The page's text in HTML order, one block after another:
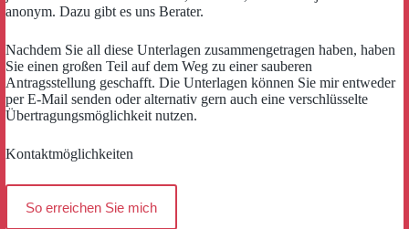
anonym. Dazu gibt es uns Berater.
Nachdem Sie all diese Unterlagen zusammengetragen haben, haben
Sie einen großen Teil auf dem Weg zu einer sauberen
Antragsstellung geschafft. Die Unterlagen können Sie mir entweder
per E-Mail senden oder alternativ gern auch eine verschlüsselte
Übertragungsmöglichkeit nutzen.
Kontaktmöglichkeiten
So erreichen Sie mich